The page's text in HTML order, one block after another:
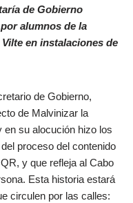
de Gobierno
alumnos de la
en instalaciones de
de Gobierno,
de Malvinizar la
en su alocución hizo los
proceso del contenido
y que refleja al Cabo
Esta historia estará
circulen por las calles: